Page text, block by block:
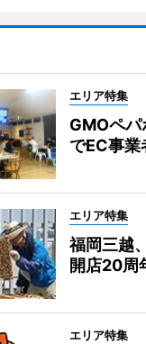
エリア特集
GMOペパ
でEC事業
エリア特集
福岡三越
開店20周
エリア特集